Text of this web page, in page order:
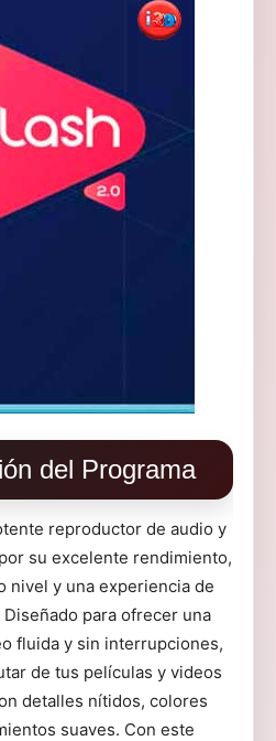
del Programa
reproductor de audio y
su excelente rendimiento,
nivel y una experiencia de
para ofrecer una
fluida y sin interrupciones,
de tus películas y videos
detalles nítidos, colores
suaves. Con este